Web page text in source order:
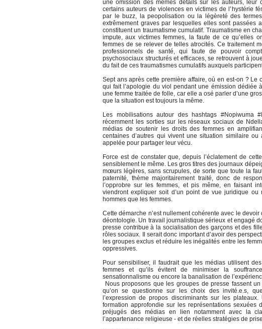
une omission des mêmes détails sur les auteurs, leur
certains auteurs de violences en victimes de l’hystérie
par le buzz, la peopolisation ou la légèreté des
extrêmement graves par lesquelles elles sont passées
constituent un traumatisme cumulatif. Traumatisme en
impute, aux victimes femmes, la faute de ce qu’elles
femmes de se relever de telles atrocités. Ce traitement
professionnels de santé, qui faute de pouvoir
psychosociaux structurés et efficaces, se retrouvent à
du fait de ces traumatismes cumulatifs auxquels
Sept ans après cette première affaire, où en est-on ? Le
qui fait l’apologie du viol pendant une émission dédiée
une femme traitée de folle, car elle a osé parler d’une
que la situation est toujours la même.
Les mobilisations autour des hashtags #Nopiwuma
récemment les sorties sur les réseaux sociaux de
médias de soutenir les droits des femmes en
centaines d’autres qui vivent une situation similaire
appelée pour partager leur vécu.
Force est de constater que, depuis l’éclatement de
sensiblement le même. Les gros titres des journaux
mœurs légères, sans scrupules, de sorte que toute la
paternité, thème majoritairement traité, donc de
l’opprobre sur les femmes, et pis même, en faisant
viendront expliquer soit d’un point de vue juridique
hommes que les femmes.
Cette démarche n’est nullement cohérente avec le
déontologie. Un travail journalistique sérieux et engagé
presse contribue à la socialisation des garçons et des
rôles sociaux. Il serait donc important d’avoir des
les groupes exclus et réduire les inégalités entre les
oppressives.
Pour sensibiliser, il faudrait que les médias utilisent
femmes et qu’ils évitent de minimiser la
sensationnalisme ou encore la banalisation de
Nous proposons que les groupes de presse fassent
qu’on se questionne sur les choix des invité.e.s,
l’expression de propos discriminants sur les
formation approfondie sur les représentations
préjugés des médias en lien notamment avec la
l’appartenance religieuse - et de réelles stratégies de